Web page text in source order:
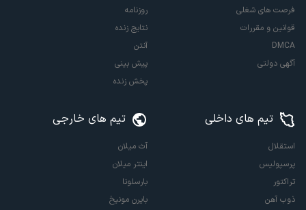
فرصت های شغلی
قوانین و مقررات
DMCA
آگهی دولتی
روزنامه
نتایج زنده
آنتن
پیش بینی
پخش زنده
تیم های داخلی
استقلال
پرسپولیس
تراکتور
ذوب آهن
تیم های خارجی
آث میلان
اینتر میلان
بارسلونا
بایرن مونیخ